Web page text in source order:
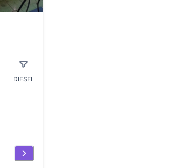
DIESEL